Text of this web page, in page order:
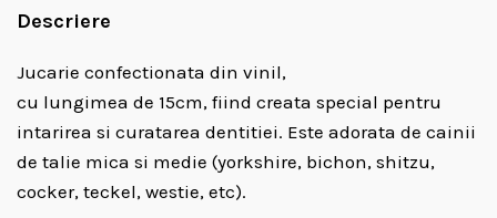
Descriere
Jucarie confectionata din vinil,
cu lungimea de 15cm, fiind creata special pentru
intarirea si curatarea dentitiei. Este adorata de cainii
de talie mica si medie (yorkshire, bichon, shitzu,
cocker, teckel, westie, etc).